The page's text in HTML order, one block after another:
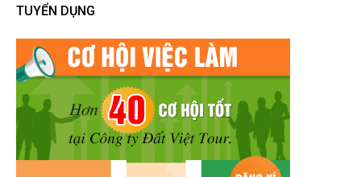
TUYỂN DỤNG